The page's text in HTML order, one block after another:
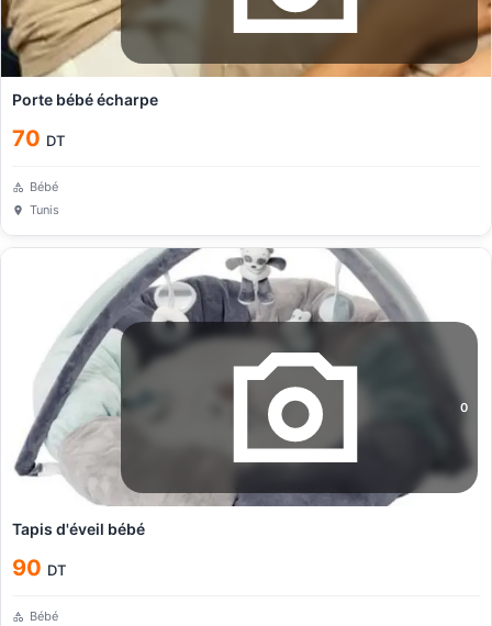
Porte bébé écharpe
70 DT
Bébé
Tunis
0
Tapis d'éveil bébé
90 DT
Bébé